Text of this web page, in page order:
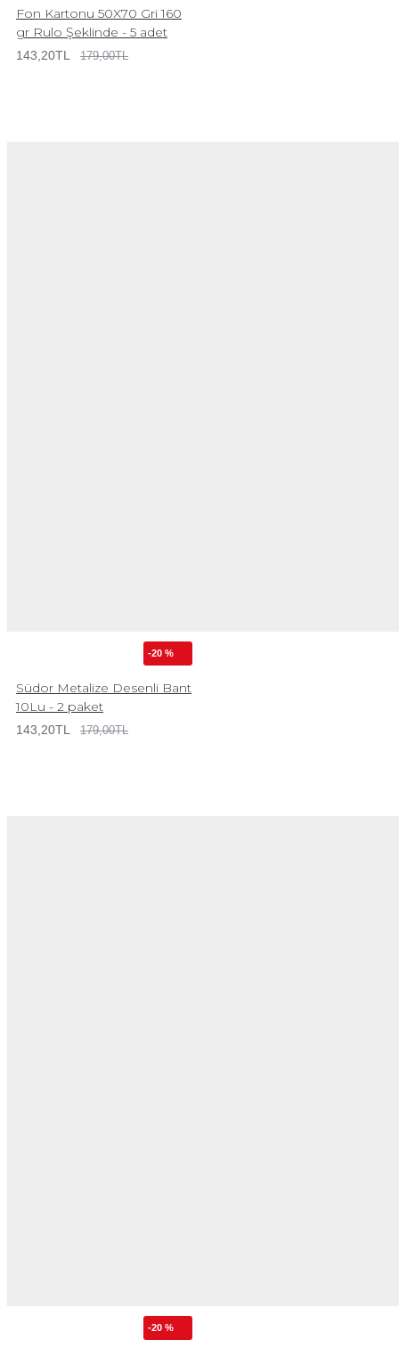
Fon Kartonu 50X70 Gri 160
gr Rulo Şeklinde - 5 adet
143,20TL 179,00TL
-20 %
Südor Metalize Desenli Bant
10Lu - 2 paket
143,20TL 179,00TL
-20 %